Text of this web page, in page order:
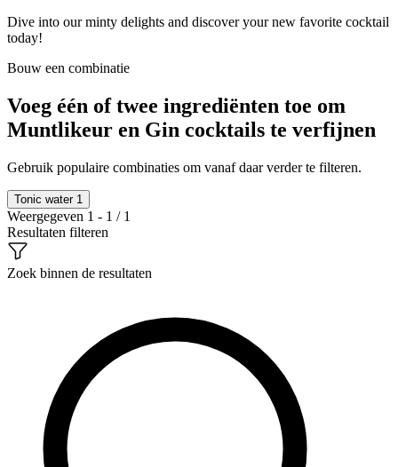
Dive into our minty delights and discover your new favorite cocktail
today!
Bouw een combinatie
Voeg één of twee ingrediënten toe om
Muntlikeur en Gin cocktails te verfijnen
Gebruik populaire combinaties om vanaf daar verder te filteren.
Tonic water 1
Weergegeven 1 - 1 / 1
Resultaten filteren
Zoek binnen de resultaten